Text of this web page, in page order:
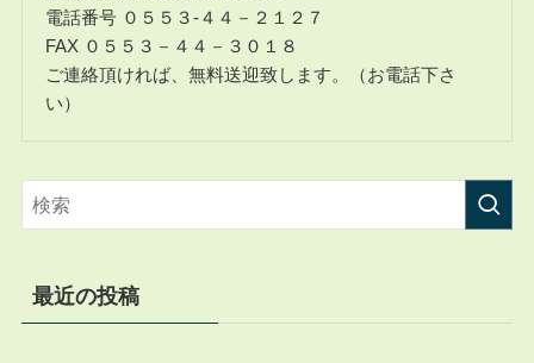
電話番号 ０５５３-４４－２１２７
FAX ０５５３－４４－３０１８
ご連絡頂ければ、無料送迎致します。（お電話下さ
い）
最近の投稿